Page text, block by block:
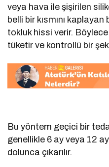
veya hava ile şişirilen
belli bir kısmını
tokluk hissi verir.
tüketir ve kontrollü bir
Bu yöntem geçici bir
genellikle 6 ay veya 12
dolunca çıkarılır.